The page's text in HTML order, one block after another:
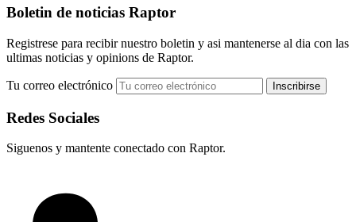
Boletin de noticias Raptor
Registrese para recibir nuestro boletin y asi mantenerse al dia con las
ultimas noticias y opinions de Raptor.
Tu correo electrónico
Redes Sociales
Siguenos y mantente conectado con Raptor.